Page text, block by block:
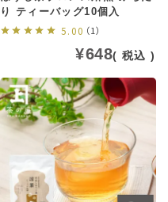
り ティーバッグ10個入
5.00 （1）
¥648 税込